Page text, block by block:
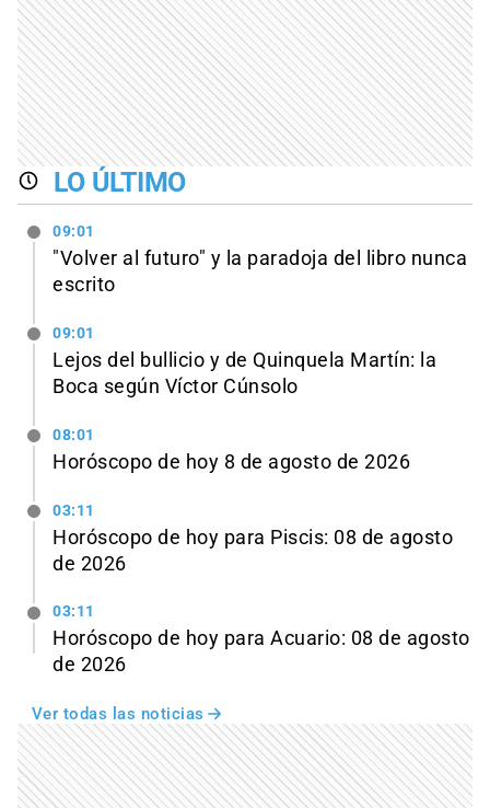
LO ÚLTIMO
09:01
"Volver al futuro" y la paradoja del libro nunca
escrito
09:01
Lejos del bullicio y de Quinquela Martín: la
Boca según Víctor Cúnsolo
08:01
Horóscopo de hoy 8 de agosto de 2026
03:11
Horóscopo de hoy para Piscis: 08 de agosto
de 2026
03:11
Horóscopo de hoy para Acuario: 08 de agosto
de 2026
Ver todas las noticias